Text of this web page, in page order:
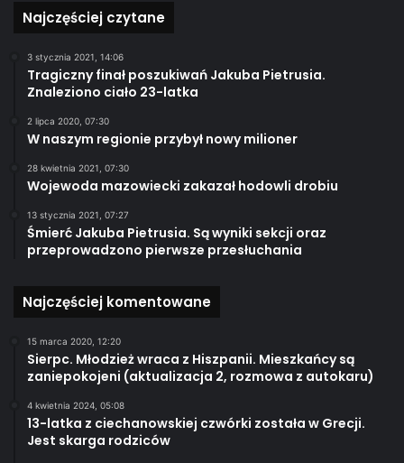
Najczęściej czytane
3 stycznia 2021, 14:06
Tragiczny finał poszukiwań Jakuba Pietrusia.
Znaleziono ciało 23-latka
2 lipca 2020, 07:30
W naszym regionie przybył nowy milioner
28 kwietnia 2021, 07:30
Wojewoda mazowiecki zakazał hodowli drobiu
13 stycznia 2021, 07:27
Śmierć Jakuba Pietrusia. Są wyniki sekcji oraz
przeprowadzono pierwsze przesłuchania
Najczęściej komentowane
15 marca 2020, 12:20
Sierpc. Młodzież wraca z Hiszpanii. Mieszkańcy są
zaniepokojeni (aktualizacja 2, rozmowa z autokaru)
4 kwietnia 2024, 05:08
13-latka z ciechanowskiej czwórki została w Grecji.
Jest skarga rodziców